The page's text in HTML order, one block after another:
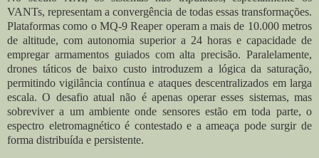
VANTs, representam a convergência de todas essas transformações.
Plataformas como o MQ-9 Reaper operam a mais de 10.000 metros
de altitude, com autonomia superior a 24 horas e capacidade de
empregar armamentos guiados com alta precisão. Paralelamente,
drones táticos de baixo custo introduzem a lógica da saturação,
permitindo vigilância contínua e ataques descentralizados em larga
escala. O desafio atual não é apenas operar esses sistemas, mas
sobreviver a um ambiente onde sensores estão em toda parte, o
espectro eletromagnético é contestado e a ameaça pode surgir de
forma distribuída e persistente.